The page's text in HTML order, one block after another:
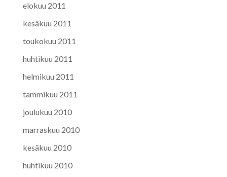
elokuu 2011
kesäkuu 2011
toukokuu 2011
huhtikuu 2011
helmikuu 2011
tammikuu 2011
joulukuu 2010
marraskuu 2010
kesäkuu 2010
huhtikuu 2010